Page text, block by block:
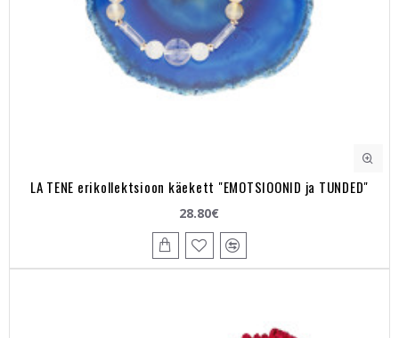
LA TENE erikollektsioon käekett "EMOTSIOONID ja TUNDED"
28.80€